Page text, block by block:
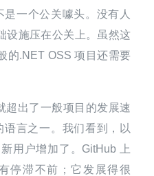
一个公关噱头。没有人
设施压在公关上。虽然这
的.NET OSS 项目还需要
超出了一般项目的发展速
语言之一。我们看到，以
用户增加了。GitHub 上
停滞不前；它发展得很